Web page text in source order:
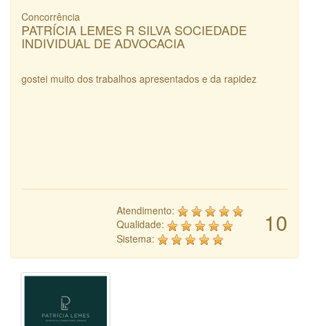
Concorrência
PATRÍCIA LEMES R SILVA SOCIEDADE
INDIVIDUAL DE ADVOCACIA
gostei muito dos trabalhos apresentados e da rapidez
10
Atendimento:
Qualidade:
Sistema: